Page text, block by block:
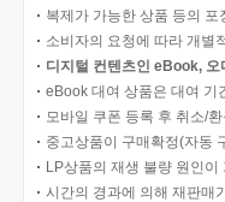
복제가 가능한 상품 등의
소비자의 요청에 따라 개별
디지털 컨텐츠인 eBook,
eBook 대여 상품은 대여 기
모바일 쿠폰 등록 후 취소/
중고상품이 구매확정(자동
LP상품의 재생 불량 원인
시간의 경과에 의해 재판매